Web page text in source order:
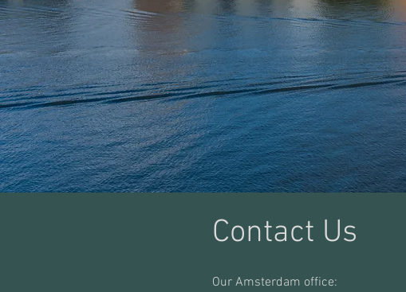
Contact Us
Our Amsterdam office: